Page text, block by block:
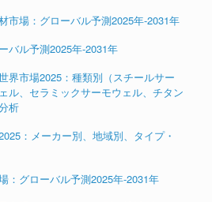
市場：グローバル予測2025年-2031年
バル予測2025年-2031年
界市場2025：種類別（スチールサー
ル、セラミックサーモウェル、チタン
析
：メーカー別、地域別、タイプ・
：グローバル予測2025年-2031年